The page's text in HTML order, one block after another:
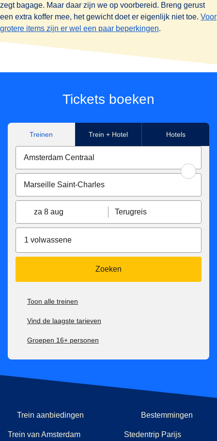
zegt bagage. Maar daar zijn we op voorbereid. Breng gerust
een extra koffer mee, het gewicht doet er eigenlijk niet toe. Voor
grotere items zijn er wel een paar beperkingen.
Tickets boeken
Treinen Trein + Hotel Hotels
za 8 aug Terugreis
1 volwassene
Zoeken
Toon alle treinen
Vind de laagste tarieven
Groepen 16+ personen
Trein aanbiedingen
Trein van Amsterdam
Bestemmingen
Stedentrip Parijs